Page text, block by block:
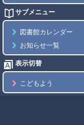
サブメニュー
図書館カレンダー
お知らせ一覧
表示切替
こどもよう